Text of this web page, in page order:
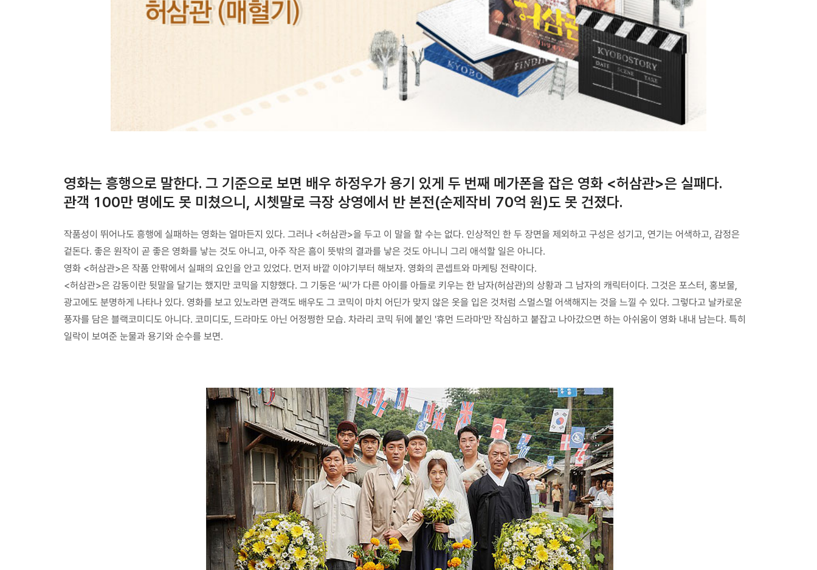
영화는 흥행으로 말한다. 그 기준으로 보면 배우 하정우가 용기 있게 두 번째 메가폰을 잡은 영화 <허삼관>은 실패다.
관객 100만 명에도 못 미쳤으니, 시쳇말로 극장 상영에서 반 본전(순제작비 70억 원)도 못 건졌다.
작품성이 뛰어나도 흥행에 실패하는 영화는 얼마든지 있다. 그러나 <허삼관>을 두고 이 말을 할 수는 없다. 인상적인 한 두 장면을 제외하고 구성은 성기고, 연기는 어색하고, 감정은
겉돈다. 좋은 원작이 곧 좋은 영화를 낳는 것도 아니고, 아주 작은 흠이 뜻밖의 결과를 낳은 것도 아니니 그리 애석할 일은 아니다.
영화 <허삼관>은 작품 안팎에서 실패의 요인을 안고 있었다. 먼저 바깥 이야기부터 해보자. 영화의 콘셉트와 마케팅 전략이다.
<허삼관>은 감동이란 뒷말을 달기는 했지만 코믹을 지향했다. 그 기둥은 ‘씨’가 다른 아이를 아들로 키우는 한 남자(허삼관)의 상황과 그 남자의 캐릭터이다. 그것은 포스터, 홍보물,
광고에도 분명하게 나타나 있다. 영화를 보고 있노라면 관객도 배우도 그 코믹이 마치 어딘가 맞지 않은 옷을 입은 것처럼 스멀스멀 어색해지는 것을 느낄 수 있다. 그렇다고 날카로운
풍자를 담은 블랙코미디도 아니다. 코미디도, 드라마도 아닌 어정쩡한 모습. 차라리 코믹 뒤에 붙인 '휴먼 드라마'만 작심하고 붙잡고 나아갔으면 하는 아쉬움이 영화 내내 남는다. 특히
일락이 보여준 눈물과 용기와 순수를 보면.